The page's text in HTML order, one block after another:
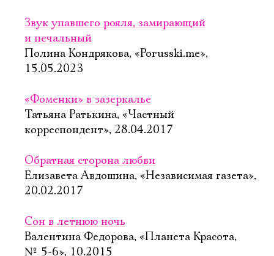
Звук упавшего рояля, замирающий
и печальный
Полина Кондрякова, «Porusski.me»,
15.05.2023
«Фоменки» в зазеркалье
Татьяна Ратькина, «Частный
корреспондент», 28.04.2017
Обратная сторона любви
Елизавета Авдошина, «Независимая газета»,
20.02.2017
Сон в летнюю ночь
Валентина Федорова, «Планета Красота,
№ 5-6», 10.2015